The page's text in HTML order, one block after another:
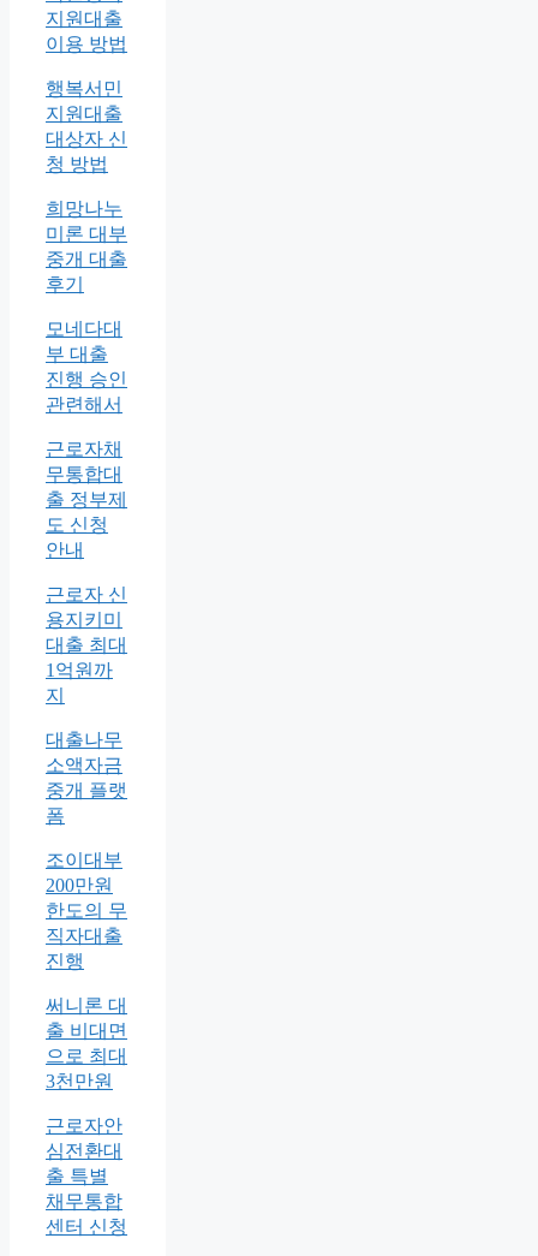
지원대출
이용 방법
행복서민
지원대출
대상자 신
청 방법
희망나누
미론 대부
중개 대출
후기
모네다대
부 대출
진행 승인
관련해서
근로자채
무통합대
출 정부제
도 신청
안내
근로자 신
용지키미
대출 최대
1억원까
지
대출나무
소액자금
중개 플랫
폼
조이대부
200만원
한도의 무
직자대출
진행
써니론 대
출 비대면
으로 최대
3천만원
근로자안
심전환대
출 특별
채무통합
센터 신청